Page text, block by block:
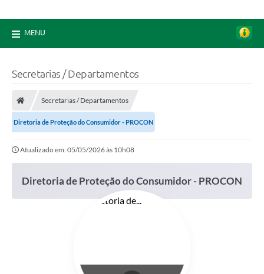
MENU
Secretarias / Departamentos
Secretarias / Departamentos
Diretoria de Proteção do Consumidor - PROCON
Atualizado em: 05/05/2026 às 10h08
Diretoria de Proteção do Consumidor - PROCON